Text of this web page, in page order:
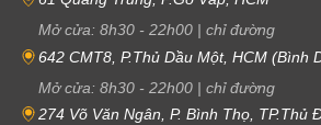
Mở cửa: 8h30 - 22h00 | chỉ đường
642 CMT8, P.Thủ Dầu Một, HCM (Bình
Mở cửa: 8h30 - 22h00 | chỉ đường
274 Võ Văn Ngân, P. Bình Thọ, TP.Thủ